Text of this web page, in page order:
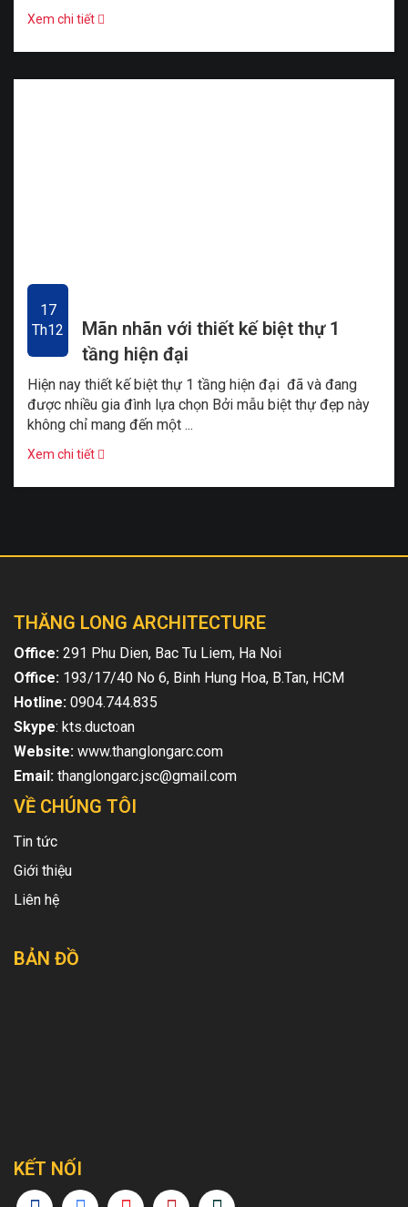
Xem chi tiết
Mãn nhãn với thiết kế biệt thự 1
tầng hiện đại
Hiện nay thiết kế biệt thự 1 tầng hiện đại đã và đang
được nhiều gia đình lựa chọn Bởi mẫu biệt thự đẹp này
không chỉ mang đến một ...
17
Th12
Xem chi tiết
THĂNG LONG ARCHITECTURE
Office: 291 Phu Dien, Bac Tu Liem, Ha Noi
Office: 193/17/40 No 6, Binh Hung Hoa, B.Tan, HCM
Hotline: 0904.744.835
Skype: kts.ductoan
Website: www.thanglongarc.com
Email: thanglongarc.jsc@gmail.com
VỀ CHÚNG TÔI
Tin tức
Giới thiệu
Liên hệ
BẢN ĐỒ
KẾT NỐI